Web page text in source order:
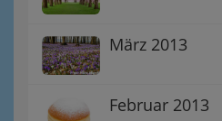
März 2013
Februar 2013